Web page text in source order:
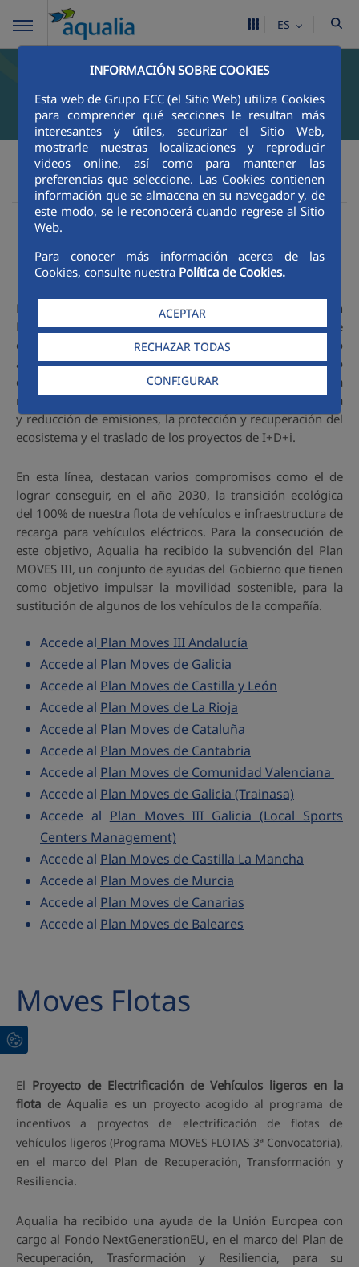
INFORMACIÓN SOBRE COOKIES
Esta web de Grupo FCC (el Sitio Web) utiliza Cookies
para comprender qué secciones le resultan más
interesantes y útiles, securizar el Sitio Web,
mostrarle nuestras localizaciones y reproducir
videos online, así como para mantener las
preferencias que seleccione. Las Cookies contienen
información que se almacena en su navegador y, de
este modo, se le reconocerá cuando regrese al Sitio
Web.
Para conocer más información acerca de las
Cookies, consulte nuestra Política de Cookies.
ACEPTAR
RECHAZAR TODAS
CONFIGURAR
ES
Aqualia Plan Moves
Plan Moves III
Dentro de las líneas prioritarias que definen el Plan
Estratégico de Sostenibilidad 2021-2023 de Aqualia se
encuentra la emergencia climática y el cuidado del medio
ambiente, dirigido a la mitigación y adaptación al cambio
climático. Esta línea cuenta con proyectos centrados en: la
reducción del consumo hídrico, la optimización energética
y reducción de emisiones, la protección y recuperación del
ecosistema y el traslado de los proyectos de I+D+i.
En esta línea, destacan varios compromisos como el de
lograr conseguir, en el año 2030, la transición ecológica
del 100% de nuestra flota de vehículos e infraestructura de
recarga para vehículos eléctricos. Para la consecución de
este objetivo, Aqualia ha recibido la subvención del Plan
MOVES III, un conjunto de ayudas del Gobierno que tienen
como objetivo impulsar la movilidad sostenible, para la
sustitución de algunos de los vehículos de la compañía.
Accede al Plan Moves III Andalucía
Accede al Plan Moves de Galicia
Accede al Plan Moves de Castilla y León
Accede al Plan Moves de La Rioja
Accede al Plan Moves de Cataluña
Accede al Plan Moves de Cantabria
Accede al Plan Moves de Comunidad Valenciana
Accede al Plan Moves de Galicia (Trainasa)
Accede al Plan Moves III Galicia (Local Sports
Centers Management)
Accede al Plan Moves de Castilla La Mancha
Accede al Plan Moves de Murcia
Accede al Plan Moves de Canarias
Accede al Plan Moves de Baleares
Moves Flotas
El Proyecto de Electrificación de Vehículos ligeros en la
flota de Aqualia es un proyecto acogido al programa de
incentivos a proyectos de electrificación de flotas de
vehículos ligeros (Programa MOVES FLOTAS 3ª Convocatoria),
en el marco del Plan de Recuperación, Transformación y
Resiliencia.
Aqualia ha recibido una ayuda de la Unión Europea con
cargo al Fondo NextGenerationEU, en el marco del Plan de
Recuperación, Trasformación y Resiliencia, para su